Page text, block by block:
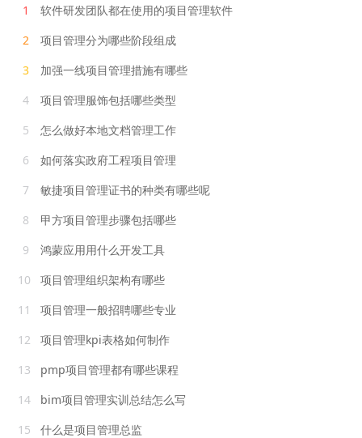
1
软件研发团队都在使用的项目管理软件
2
项目管理分为哪些阶段组成
3
加强一线项目管理措施有哪些
4
项目管理服饰包括哪些类型
5
怎么做好本地文档管理工作
6
如何落实政府工程项目管理
7
敏捷项目管理证书的种类有哪些呢
8
甲方项目管理步骤包括哪些
9
鸿蒙应用用什么开发工具
10
项目管理组织架构有哪些
11
项目管理一般招聘哪些专业
12
项目管理kpi表格如何制作
13
pmp项目管理都有哪些课程
14
bim项目管理实训总结怎么写
15
什么是项目管理总监